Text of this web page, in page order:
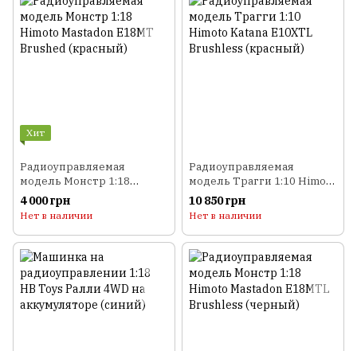
Хит
Радиоуправляемая
модель Монстр 1:18
Himoto Mastadon E18MT
Brushed (красный)
4 000 грн
Нет в наличии
Радиоуправляемая
модель Трагги 1:10 Himoto
Katana E10XTL Brushless
(красный)
10 850 грн
Нет в наличии